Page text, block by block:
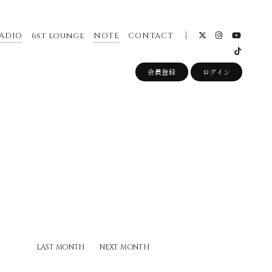
6st lounge NOTE CONTACT
会員登録 ログイン
LAST MONTH NEXT MONTH